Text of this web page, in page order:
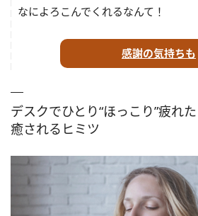
なによろこんでくれるなんて！
感謝の気持ちも
デスクでひとり“ほっこり”疲れ
癒されるヒミツ